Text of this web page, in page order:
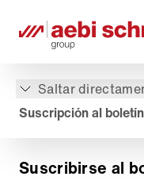
Saltar
Suscripción al
Suscribirse al